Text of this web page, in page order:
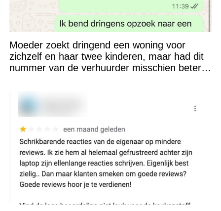
Moeder zoekt dringend een woning voor
zichzelf en haar twee kinderen, maar had dit
nummer van de verhuurder misschien beter